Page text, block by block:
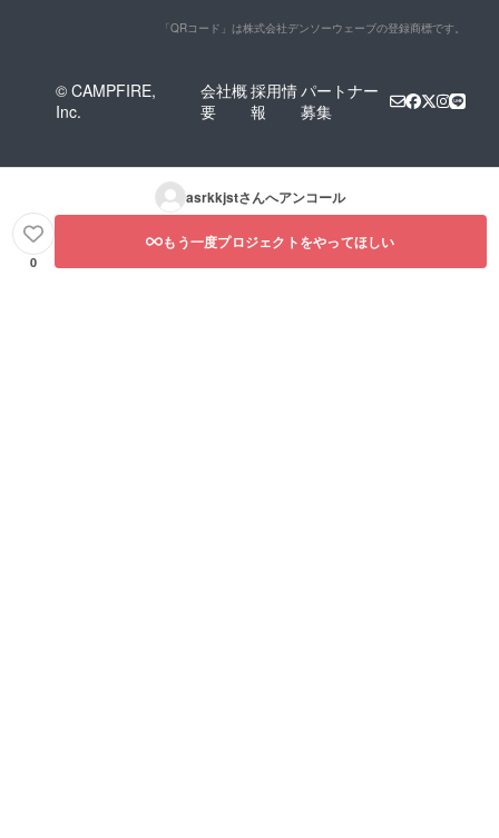
「QRコード」は株式会社デンソーウェーブの登録商標です。
© CAMPFIRE,
Inc.
会社概
要
採用情
報
パートナー
募集
asrkkjstさんへアンコール
0
もう一度プロジェクトをやってほしい